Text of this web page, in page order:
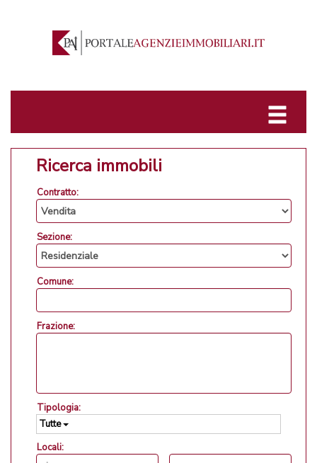
Ricerca immobili
Contratto:
Sezione:
Comune:
Frazione:
Tipologia:
Tutte
Locali: